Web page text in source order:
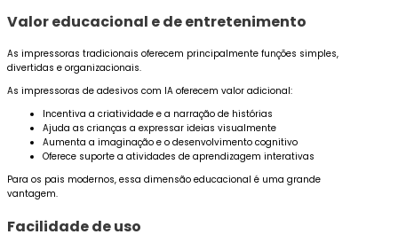
Valor educacional e de entretenimento
As impressoras tradicionais oferecem principalmente funções simples,
divertidas e organizacionais.
As impressoras de adesivos com IA oferecem valor adicional:
Incentiva a criatividade e a narração de histórias
Ajuda as crianças a expressar ideias visualmente
Aumenta a imaginação e o desenvolvimento cognitivo
Oferece suporte a atividades de aprendizagem interativas
Para os pais modernos, essa dimensão educacional é uma grande
vantagem.
Facilidade de uso